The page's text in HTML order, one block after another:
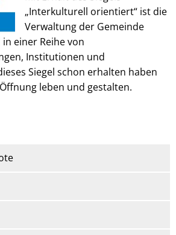
„Interkulturell orientiert“ ist die
Verwaltung der Gemeinde
einer Reihe von
Institutionen und
Siegel schon erhalten haben
leben und gestalten.